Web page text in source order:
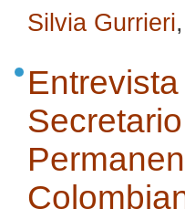
Silvia Gurrieri